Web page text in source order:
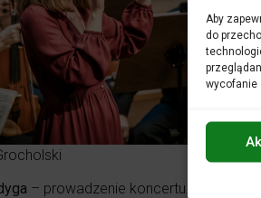
Aby
do
wycofanie
– prowadzenie koncertu.